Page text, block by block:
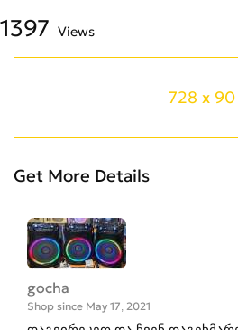
1397 Views
728 x 90
Get More Details
gocha
Shop since May 17, 2021